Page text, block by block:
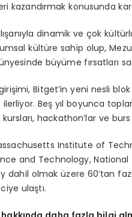
konusunda
dinamik ve çok
kültüre sahip olup,
büyüme fırsatları
Bitget’in yeni nesli
Beş yıl boyunca
hackathon’lar ve
Institute of
and Technology,
olmak üzere 60’tan
ulaştı.